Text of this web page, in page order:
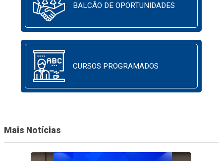
BALCÃO DE OPORTUNIDADES
CURSOS PROGRAMADOS
Mais Notícias